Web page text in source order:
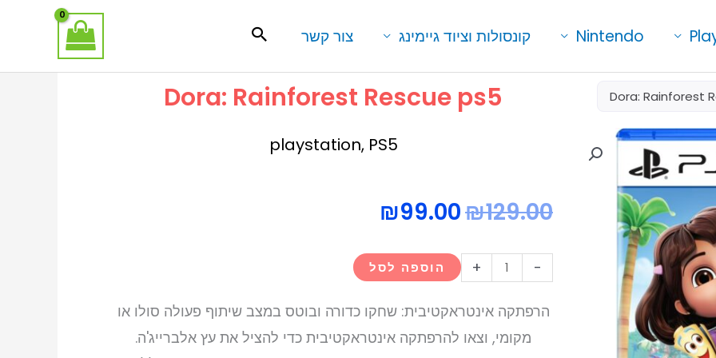
Nintendo קונסולות וציוד גיימינג צור קשר
Dora: Rainforest
Dora: Rainforest Rescue ps5
playstation, PS5
₪129.00
המחיר
היה:
₪129.00.
₪99.00
הוא:
₪99.00.
-
כמות
של
Dora:
Rescue
+ הוספה לסל
הרפתקה אינטראקטיבית: שחקו כדורה ובוטס במצב שיתוף פעולה סולו או
מקומי, וצאו להרפתקה אינטראקטיבית כדי להציל את עץ אלברייג'ה.